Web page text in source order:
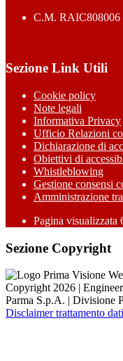
C.M. RAIC808006
Sezione Link Utili
Cookie policy
Note legali
Informativa Privacy
Ufficio Relazioni
Dichiarazione di
Obiettivi di
Whistleblowing
Gestione consensi
Amministrazione
Pagina visualizzata
Sezione Copyright
Copyright 2026 |
Parma S.p.A. | Divisione
Disclaimer trattamento